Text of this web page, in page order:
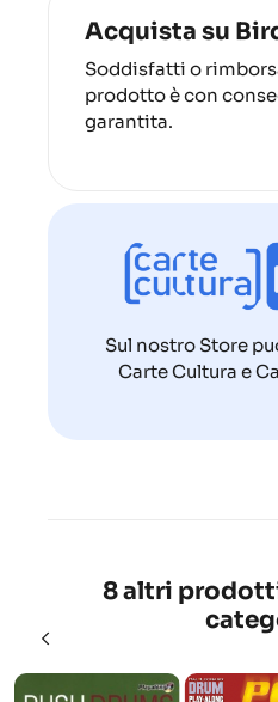
Acquista su
Soddisfatti o
prodotto è con
garantita.
Sul nostro Store
Carte Cultura e
8 altri